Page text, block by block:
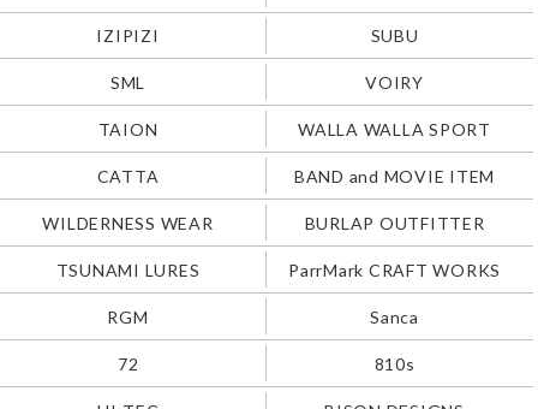
IZIPIZI SUBU
SML VOIRY
TAION WALLA WALLA SPORT
CATTA BAND and MOVIE ITEM
WILDERNESS WEAR BURLAP OUTFITTER
TSUNAMI LURES ParrMark CRAFT WORKS
RGM Sanca
72 810s